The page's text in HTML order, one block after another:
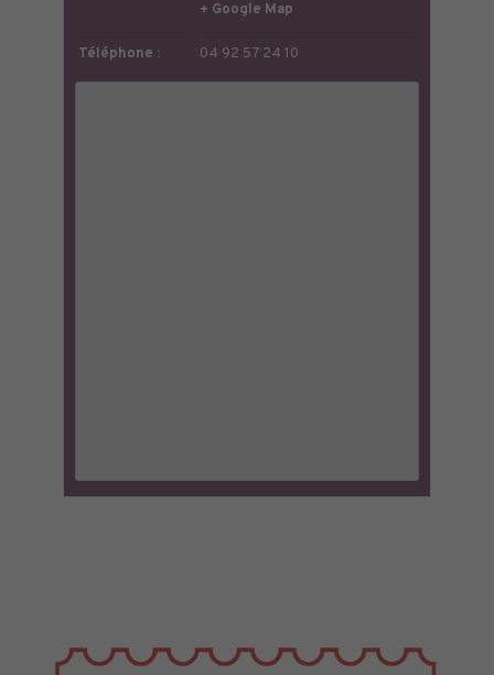
+ Google Map
Téléphone : 04 92 57 24 10